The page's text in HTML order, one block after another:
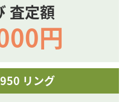
査定額
円
リング